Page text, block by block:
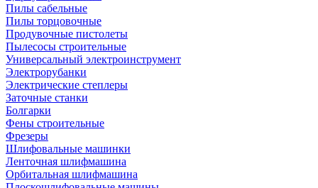
Пилы сабельные
Пилы торцовочные
Продувочные пистолеты
Пылесосы строительные
Универсальный электроинструмент
Электрорубанки
Электрические степлеры
Заточные станки
Болгарки
Фены строительные
Фрезеры
Шлифовальные машинки
Ленточная шлифмашина
Орбитальная шлифмашина